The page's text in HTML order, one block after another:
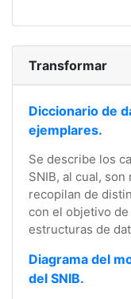
Transformar
Diccionario de
ejemplares.
Se describe los
SNIB, al cual,
recopilan de
con el objetivo
estructuras de
Diagrama del
del SNIB.